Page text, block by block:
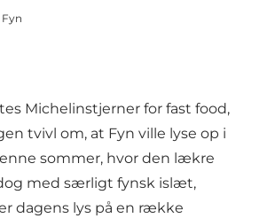
Michelinstjerner for fast food,
tvivl om, at Fyn ville lyse op i
sommer, hvor den lækre
med særligt fynsk islæt,
dagens lys på en række